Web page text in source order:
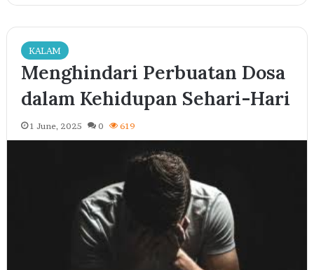
KALAM
Menghindari Perbuatan Dosa
dalam Kehidupan Sehari-Hari
1 June, 2025 0 619